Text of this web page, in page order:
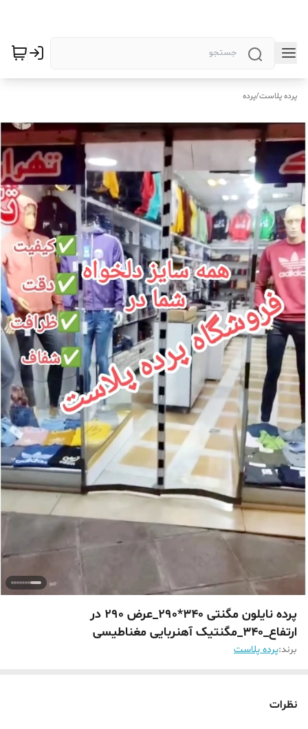
پرده پلاست/پرده
پرده نایلون مگنتی 340*290_عرض 290 در
ارتفاع_340_مگنتیک آهنربایی مغناطیسی
برند:پرده پلاست
نظرات